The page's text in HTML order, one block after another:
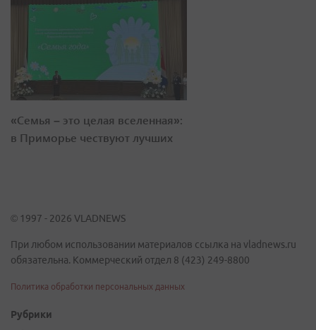
«Семья – это целая вселенная»:
в Приморье чествуют лучших
© 1997 - 2026 VLADNEWS
При любом использовании материалов ссылка на vladnews.ru
обязательна. Коммерческий отдел 8 (423) 249-8800
Политика обработки персональных данных
Рубрики